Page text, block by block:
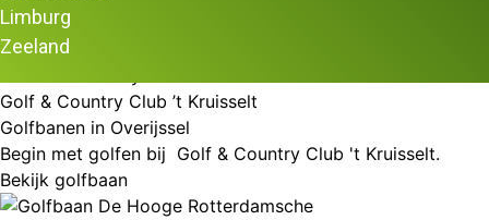
Limburg
Zeeland
Resultaat 172–180 van de 191 resultaten wordt getoond
Golf & Country Club ’t Kruisselt
Golfbanen in Overijssel
Begin met golfen bij Golf & Country Club 't Kruisselt.
Bekijk golfbaan